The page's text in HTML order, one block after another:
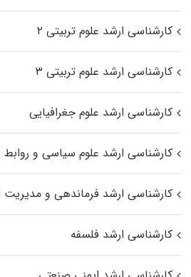
کارشناسی ارشد علوم تربیتی ۲
کارشناسی ارشد علوم تربیتی ۳
کارشناسی ارشد علوم جغرافیایی
کارشناسی ارشد علوم سیاسی و روابط
کارشناسی ارشد فرماندهی و مدیریت
کارشناسی ارشد فلسفه